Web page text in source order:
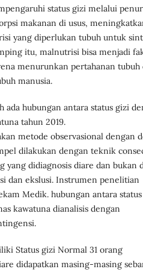
status gizi melalui
makanan di usus,
yang diperlukan tubuh untuk
itu, malnutrisi bisa menjadi
menurunkan pertahanan tubuh
manusia.
ada hubungan antara status gizi
tahun 2019.
metode observasional dengan
dilakukan dengan teknik
yang didiagnosis diare dan bukan
dan ekslusi. Instrumen penelitian
Medik. hubungan antara
kawatuna dianalisis dengan
Status gizi Normal 31 orang
didapatkan masing-masing